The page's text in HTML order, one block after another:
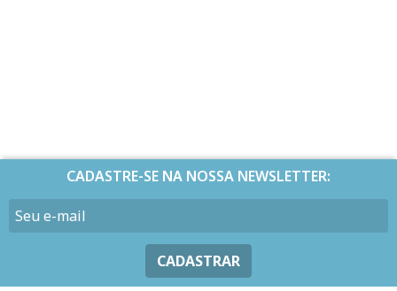
CADASTRE-SE NA NOSSA NEWSLETTER:
CADASTRAR